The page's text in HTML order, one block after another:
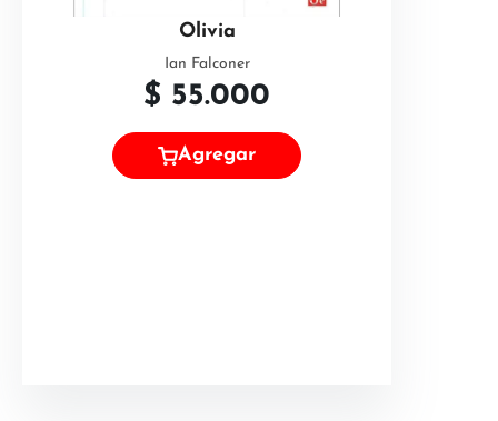
Olivia
Ian Falconer
$ 55.000
Agregar